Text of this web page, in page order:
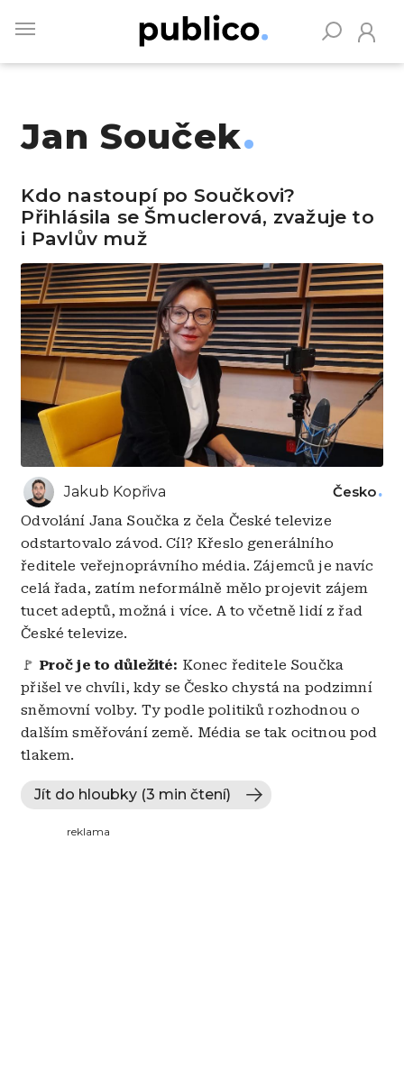
main
Jan Souček
Kdo nastoupí po Součkovi?
Přihlásila se Šmuclerová, zvažuje to
i Pavlův muž
Jakub Kopřiva Česko
Odvolání Jana Součka z čela České televize
odstartovalo závod. Cíl? Křeslo generálního
ředitele veřejnoprávního média. Zájemců je navíc
celá řada, zatím neformálně mělo projevit zájem
tucet adeptů, možná i více. A to včetně lidí z řad
České televize.
🚩 Proč je to důležité: Konec ředitele Součka
přišel ve chvíli, kdy se Česko chystá na podzimní
sněmovní volby. Ty podle politiků rozhodnou o
dalším směřování země. Média se tak ocitnou pod
tlakem.
Jít do hloubky (3 min čtení)
reklama
Vyhledávejte na Publiku